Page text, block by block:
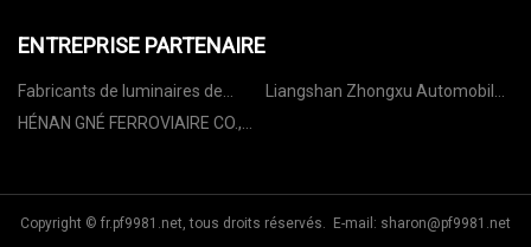
ENTREPRISE PARTENAIRE
Fabricants de luminaires de
soudage en Chine
Liangshan Zhongxu Automobiles
HÉNAN GNÉ FERROVIAIRE CO.,
Copyright © fr.pf9981.net, tous droits réservés. E-mail: sharon@pf9981.net